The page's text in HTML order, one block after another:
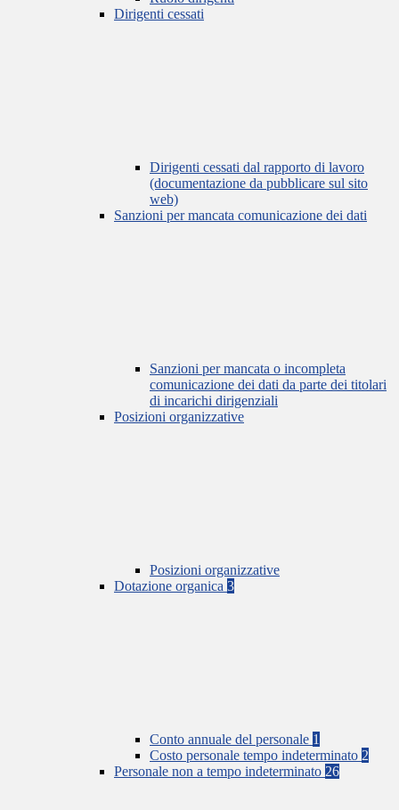
Dirigenti cessati
Dirigenti cessati dal rapporto di lavoro
(documentazione da pubblicare sul sito
web)
Sanzioni per mancata comunicazione dei dati
Sanzioni per mancata o incompleta
comunicazione dei dati da parte dei titolari
di incarichi dirigenziali
Posizioni organizzative
Posizioni organizzative
Dotazione organica 3
Conto annuale del personale 1
Costo personale tempo indeterminato 2
Personale non a tempo indeterminato 26